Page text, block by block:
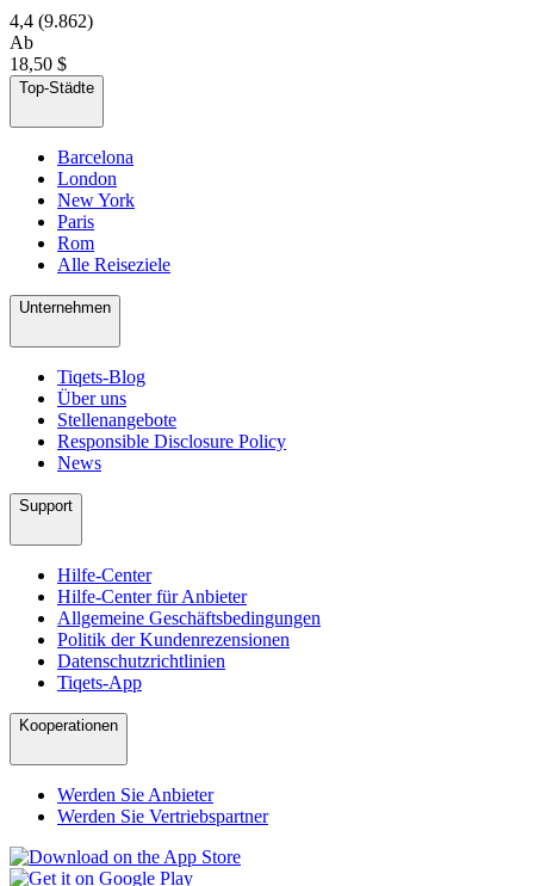
4,4 (9.862)
Ab
18,50 $
Top-Städte
Barcelona
London
New York
Paris
Rom
Alle Reiseziele
Unternehmen
Tiqets-Blog
Über uns
Stellenangebote
Responsible Disclosure Policy
News
Support
Hilfe-Center
Hilfe-Center für Anbieter
Allgemeine Geschäftsbedingungen
Politik der Kundenrezensionen
Datenschutzrichtlinien
Tiqets-App
Kooperationen
Werden Sie Anbieter
Werden Sie Vertriebspartner